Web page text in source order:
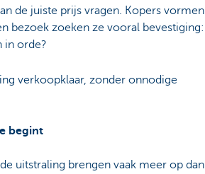
de juiste prijs vragen. Kopers vormen
bezoek zoeken ze vooral bevestiging:
in orde?
verkoopklaar, zonder onnodige
begint
uitstraling brengen vaak meer op dan